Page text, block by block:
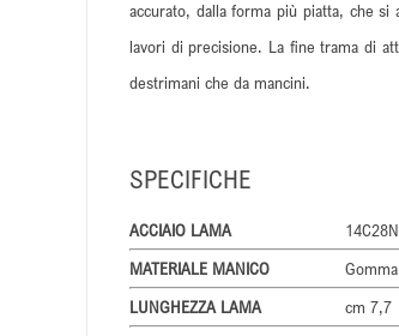
accurato, dalla forma più piatta, che
lavori di precisione. La fine trama di
destrimani che da mancini.
SPECIFICHE
ACCIAIO LAMA
MATERIALE MANICO
LUNGHEZZA LAMA
cm 7,7